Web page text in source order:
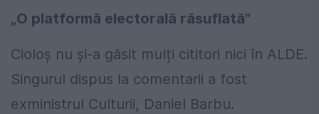
„O platformă electorală răsuflată”
Cioloş nu şi-a găsit mulți cititori nici în ALDE.
Singurul dispus la comentarii a fost
exministrul Culturii, Daniel Barbu.